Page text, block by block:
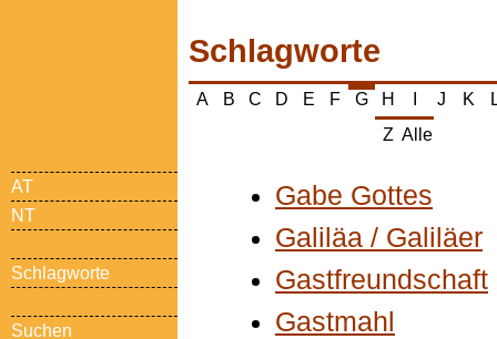
Schlagworte
A B C D E F G H J K
Z Alle
Gabe Gottes
Galiläa / Galiläer
Gastfreundschaft
Gastmahl
AT
NT
Schlagworte
Suchen